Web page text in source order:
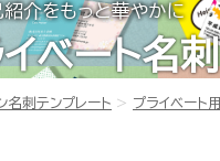
介をもっと華やかに
ベート名刺
名刺テンプレート プライベート用